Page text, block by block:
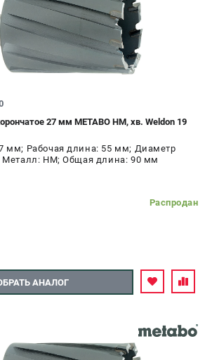
27 мм METABO HM, хв. Weldon 19
мм; Рабочая длина: 55 мм; Диаметр
Металл: HM; Общая длина: 90 мм
Распродан
АНАЛОГ